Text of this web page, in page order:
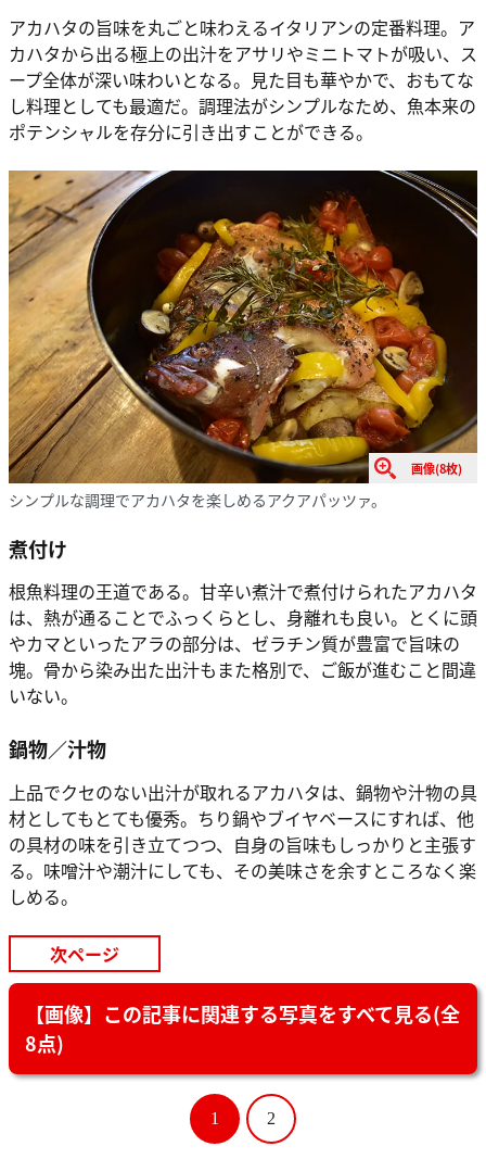
アカハタの旨味を丸ごと味わえるイタリアンの定番料理。ア
カハタから出る極上の出汁をアサリやミニトマトが吸い、ス
ープ全体が深い味わいとなる。見た目も華やかで、おもてな
し料理としても最適だ。調理法がシンプルなため、魚本来の
ポテンシャルを存分に引き出すことができる。
画像(8枚)
シンプルな調理でアカハタを楽しめるアクアパッツァ。
煮付け
根魚料理の王道である。甘辛い煮汁で煮付けられたアカハタ
は、熱が通ることでふっくらとし、身離れも良い。とくに頭
やカマといったアラの部分は、ゼラチン質が豊富で旨味の
塊。骨から染み出た出汁もまた格別で、ご飯が進むこと間違
いない。
鍋物／汁物
上品でクセのない出汁が取れるアカハタは、鍋物や汁物の具
材としてもとても優秀。ちり鍋やブイヤベースにすれば、他
の具材の味を引き立てつつ、自身の旨味もしっかりと主張す
る。味噌汁や潮汁にしても、その美味さを余すところなく楽
しめる。
次ページ
【画像】この記事に関連する写真をすべて見る(全
8点)
1 2